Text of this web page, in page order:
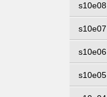
s10e08
s10e07
s10e06
s10e05